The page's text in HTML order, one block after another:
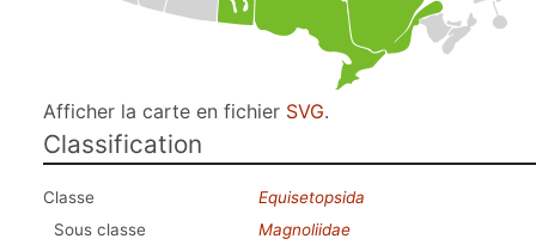
Afficher la carte en fichier SVG.
Classification
Classe
Equisetopsida
Sous classe
Magnoliidae